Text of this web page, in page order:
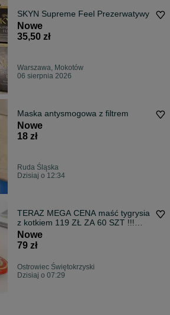
SKYN Supreme Feel Prezerwatywy
Nowe
35,50 zł
Warszawa, Mokotów
06 sierpnia 2026
Maska antysmogowa z filtrem
Nowe
18 zł
Ruda Śląska
Dzisiaj o 12:34
TERAZ MEGA CENA maść tygrysia
z kotkiem 119 ZŁ ZA 60 SZT !!!
Dotycz
Nowe
79 zł
Ostrowiec Świętokrzyski
Dzisiaj o 07:29